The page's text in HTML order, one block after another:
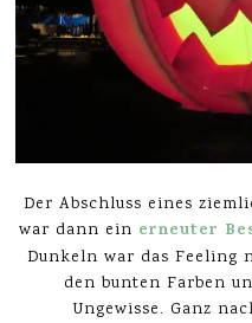
Der Abschluss eines
war dann ein erneuter
Dunkeln war das Feeling
den bunten Farben
Ungewisse. Ganz